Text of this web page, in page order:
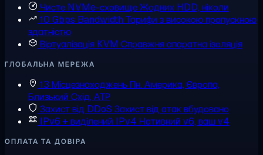
Чисте NVMe-сховищеЖодних HDD, ніколи
10 Gbps Bandwidth Тарифи з високою пропускною
здатністю
Віртуалізація KVM Справжня апаратна ізоляція
ГЛОБАЛЬНА МЕРЕЖА
13 Місцезнаходжень Пн. Америка, Європа,
Близький Схід, АТР
Захист від DDoS Захист від атак вбудовано
IPv6 + виділений IPv4 Нативний v6, ваш v4
ОПЛАТА ТА ДОВІРА